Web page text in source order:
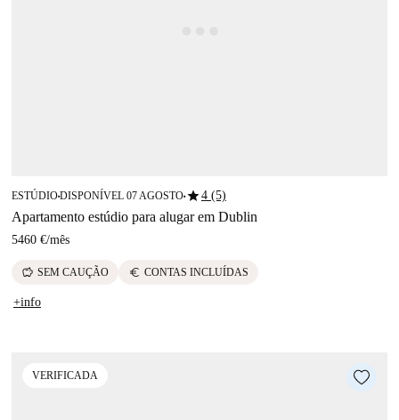
ESTÚDIO■DISPONÍVEL 07 AGOSTO■star4 (5)
Apartamento estúdio para alugar em Dublin
5460 €/mês
savings SEM CAUÇÃO euro CONTAS INCLUÍDAS
+info
VERIFICADA